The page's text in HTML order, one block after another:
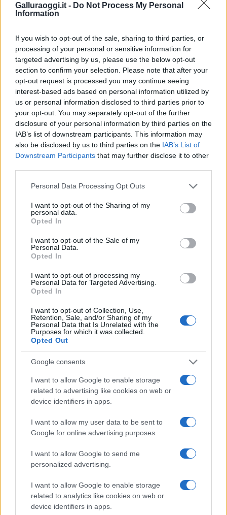
Galluraoggi.it - Do Not Process My Personal
Information
If you wish to opt-out of the sale, sharing to third parties, or
processing of your personal or sensitive information for
targeted advertising by us, please use the below opt-out
section to confirm your selection. Please note that after your
opt-out request is processed you may continue seeing
interest-based ads based on personal information utilized by
us or personal information disclosed to third parties prior to
your opt-out. You may separately opt-out of the further
disclosure of your personal information by third parties on the
IAB’s list of downstream participants. This information may
also be disclosed by us to third parties on the IAB’s List of
Downstream Participants that may further disclose it to other
Please note that this website/app uses one or more Google
not limited to your visit or usage behaviour. You may click to
grant or deny consent to Google and its third-party tags to
use your data for below specified purposes in below Google
consent section.
Personal Data Processing Opt Outs
I want to opt-out of the Sharing of my
personal data.
Opted In
I want to opt-out of the Sale of my
Personal Data.
Opted In
I want to opt-out of processing my
Personal Data for Targeted Advertising.
Opted In
I want to opt-out of Collection, Use,
Retention, Sale, and/or Sharing of my
Personal Data that Is Unrelated with the
Purposes for which it was collected.
Opted Out
Google consents
I want to allow Google to enable storage
related to advertising like cookies on web or
device identifiers in apps.
I want to allow my user data to be sent to
Google for online advertising purposes.
I want to allow Google to send me
personalized advertising.
I want to allow Google to enable storage
related to analytics like cookies on web or
device identifiers in apps.
daGoogle News
Condividi l'articolo
F
a
ce
b
o
k
T
w
it
te
r
Pi
n
te
re
st
W
h
at
s
A
p
p
S
h
a
re
Articolo precedente
NOTIZIE RECENTI
“Sul filo del discorso”: sold out ad Olbia per il
reading su Atzeni
La Maddalena, festa per i 30 anni del Diving
center di Tegge
Esce di strada con l’auto ad Arzachena: ferito il
conducente
Turiste si perdono a Tavolara: salvate dai vigili
del fuoco
Meteo Olbia 6 agosto, migliora il tempo in
Gallura
Incidente Olbia, poliziotto in vacanza salva 6
persone: due bimbi tra i feriti
Red Valley Festival, musica no-stop a Olbia fino
alle 5